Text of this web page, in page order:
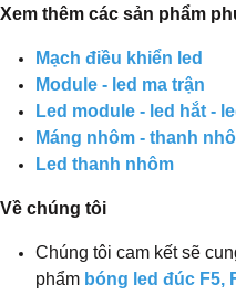
Xem thêm các sản phẩm
Mạch điều khiển led
Module - led ma trận
Led module - led hắt -
Máng nhôm - thanh
Led thanh nhôm
Về chúng tôi
Chúng tôi cam kết sẽ
phẩm bóng led đúc F5,